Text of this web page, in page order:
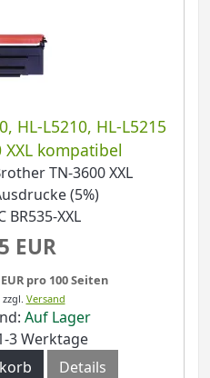
HL-L5210, HL-L5215
XXL kompatibel
TN-3600 XXL
(5%)
BR535-XXL
EUR
pro 100 Seiten
zzgl. Versand
Auf Lager
3 Werktage
Details